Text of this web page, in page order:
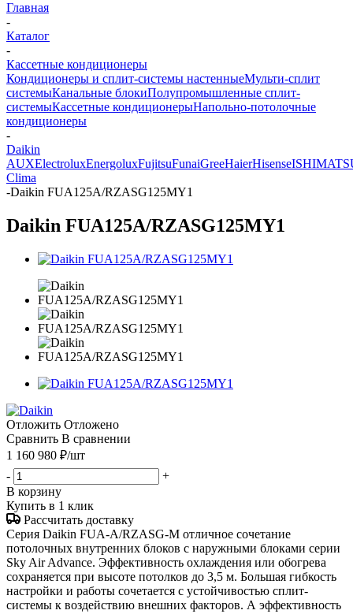
Главная
-
Каталог
-
Кассетные кондиционеры
Кондиционеры и сплит-системы настенныеМульти-сплит
системыКанальные блокиПолупромышленные сплит-
системыКассетные кондиционерыНапольно-потолочные
кондиционеры
-
Daikin
AUXElectroluxEnergoluxFujitsuFunaiGreeHaierHisense
Clima
-Daikin FUA125A/RZASG125MY1
Daikin FUA125A/RZASG125MY1
Отложить Отложено
Сравнить В сравнении
1 160 980 ₽/шт
-
+
В корзину
Купить в 1 клик
Рассчитать доставку
Серия Daikin FUA-A/RZASG-M отличное сочетание
потолочных внутренних блоков с наружными блоками серии
Sky Air Advance. Эффективность охлаждения или обогрева
сохраняется при высоте потолков до 3,5 м. Большая гибкость
настройки и работы сочетается с устойчивостью сплит-
системы к воздействию внешних факторов. А эффективность